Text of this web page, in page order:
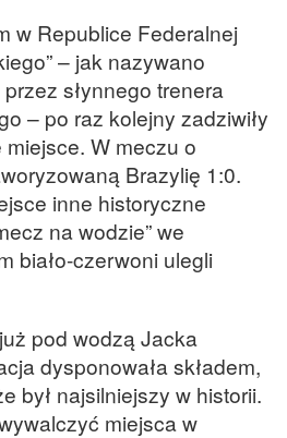
w Republice Federalnej
– jak nazywano
słynnego trenera
– po raz kolejny zadziwiły
miejsce. W meczu o
Brazylię 1:0.
inne historyczne
na wodzie” we
biało-czerwoni ulegli
pod wodzą Jacka
dysponowała składem,
był najsilniejszy w historii.
miejsca w